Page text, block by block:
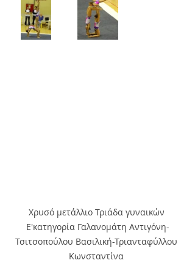
Χρυσό μετάλλιο Τριάδα γυναικών
Ε'κατηγορία Γαλανομάτη Αντιγόνη-
Τσιτσοπούλου Βασιλική-Τριανταφύλλου
Κωνσταντίνα